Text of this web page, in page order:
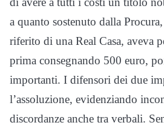
a quanto sostenuto dalla
riferito di una Real Casa, aveva
prima consegnando 500 euro,
importanti. I difensori dei due
l’assoluzione, evidenziando
discordanze anche tra verbali.